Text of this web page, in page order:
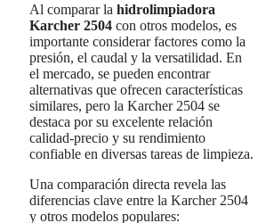
Al comparar la hidrolimpiadora
Karcher 2504 con otros modelos, es
importante considerar factores como la
presión, el caudal y la versatilidad. En
el mercado, se pueden encontrar
alternativas que ofrecen características
similares, pero la Karcher 2504 se
destaca por su excelente relación
calidad-precio y su rendimiento
confiable en diversas tareas de limpieza.
Una comparación directa revela las
diferencias clave entre la Karcher 2504
y otros modelos populares: